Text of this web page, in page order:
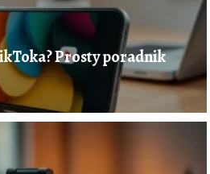
Prosty poradnik